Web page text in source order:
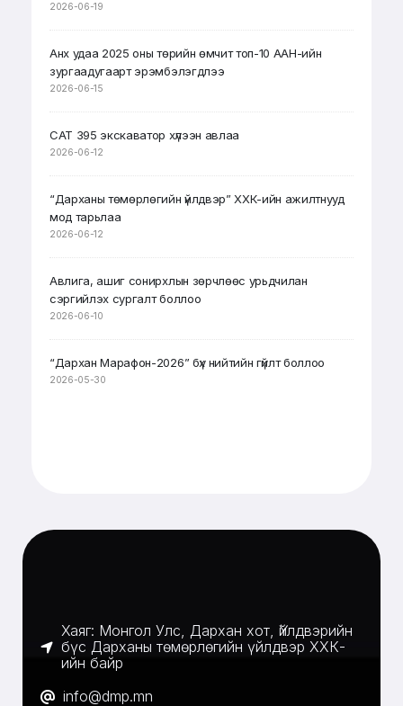
2026-06-19
Анх удаа 2025 оны төрийн өмчит топ-10 ААН-ийн
зургаадугаарт эрэмбэлэгдлээ
2026-06-15
CAT 395 экскаватор хүлээн авлаа
2026-06-12
“Дарханы төмөрлөгийн үйлдвэр” ХХК-ийн ажилтнууд
мод тарьлаа
2026-06-12
Авлига, ашиг сонирхлын зөрчлөөс урьдчилан
сэргийлэх сургалт боллоо
2026-06-10
“Дархан Марафон-2026” бүх нийтийн гүйлт боллоо
2026-05-30
Хаяг: Монгол Улс, Дархан хот, Үйлдвэрийн
бүс Дарханы төмөрлөгийн үйлдвэр ХХК-
ийн байр
info@dmp.mn